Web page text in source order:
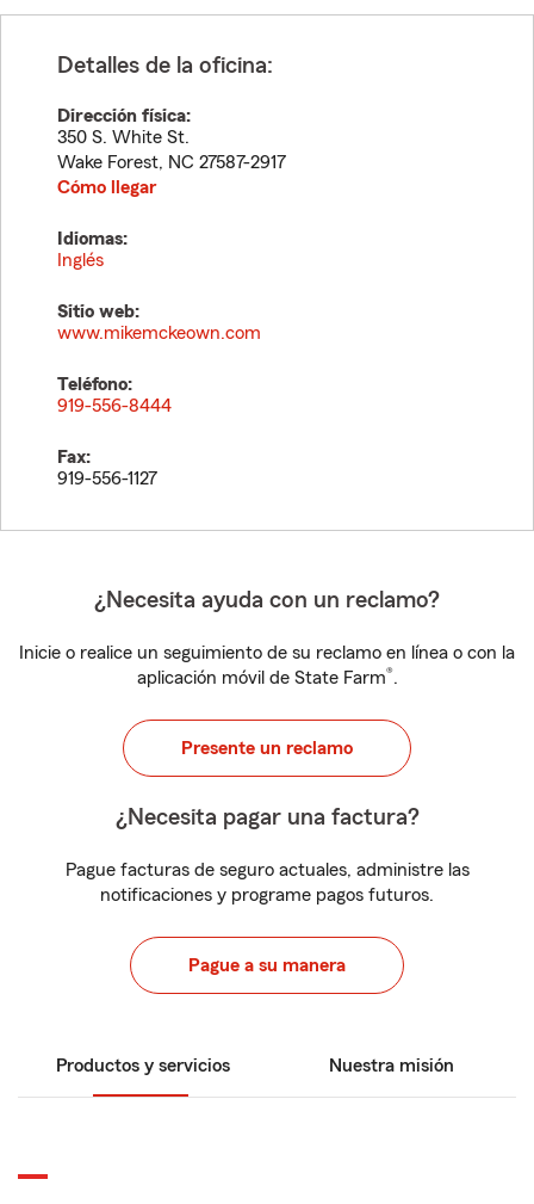
Detalles de la oficina:
Dirección física:
350 S. White St.
Wake Forest, NC 27587-2917
Cómo llegar
Idiomas:
Inglés
Sitio web:
www.mikemckeown.com
Teléfono:
919-556-8444
Fax:
919-556-1127
¿Necesita ayuda con un reclamo?
Inicie o realice un seguimiento de su reclamo en línea o con la
aplicación móvil de State Farm®.
Presente un reclamo
¿Necesita pagar una factura?
Pague facturas de seguro actuales, administre las
notificaciones y programe pagos futuros.
Pague a su manera
Productos y servicios Nuestra misión